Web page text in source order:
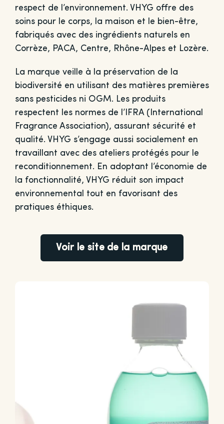
respect de l’environnement. VHYG offre des
soins pour le corps, la maison et le bien-être,
fabriqués avec des ingrédients naturels en
Corrèze, PACA, Centre, Rhône-Alpes et Lozère.
La marque veille à la préservation de la
biodiversité en utilisant des matières premières
sans pesticides ni OGM. Les produits
respectent les normes de l’IFRA (International
Fragrance Association), assurant sécurité et
qualité. VHYG s’engage aussi socialement en
travaillant avec des ateliers protégés pour le
reconditionnement. En adoptant l’économie de
la fonctionnalité, VHYG réduit son impact
environnemental tout en favorisant des
pratiques éthiques.
Voir le site de la marque